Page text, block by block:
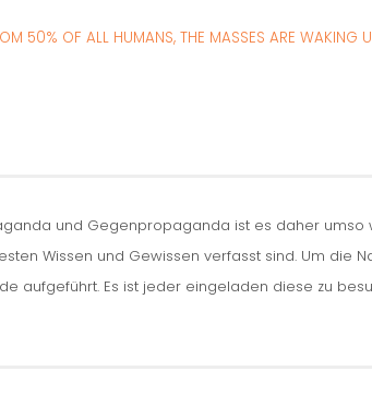
50% OF ALL HUMANS, THE MASSES ARE WAKING
und Gegenpropaganda ist es daher
Wissen und Gewissen verfasst sind. Um die
aufgeführt. Es ist jeder eingeladen diese zu